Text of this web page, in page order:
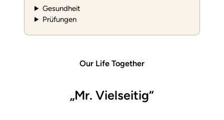
Gesundheit
Prüfungen
Our Life Together
„Mr. Vielseitig“